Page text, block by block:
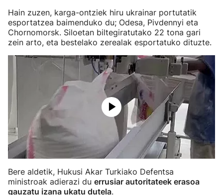
Hain zuzen, karga-ontziek hiru ukrainar portutatik
esportatzea baimenduko du; Odesa, Pivdennyi eta
Chornomorsk. Siloetan biltegiratutako 22 tona gari
zein arto, eta bestelako zerealak esportatuko dituzte.
Bere aldetik, Hukusi Akar Turkiako Defentsa
ministroak adierazi du errusiar autoritateek erasoa
gauzatu izana ukatu dutela.